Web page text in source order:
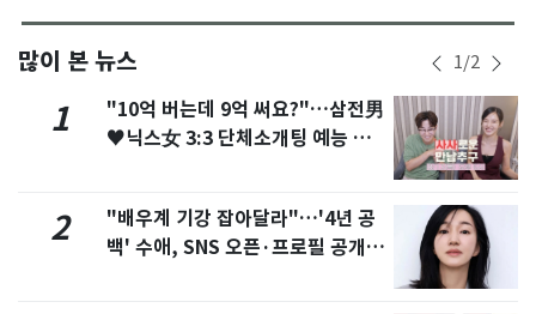
많이 본 뉴스 1/2
1
"10억 버는데 9억 써요?"…삼전男
♥닉스女 3:3 단체소개팅 예능 화
2
"배우계 기강 잡아달라"…'4년 공
백' 수애, SNS 오픈·프로필 공개